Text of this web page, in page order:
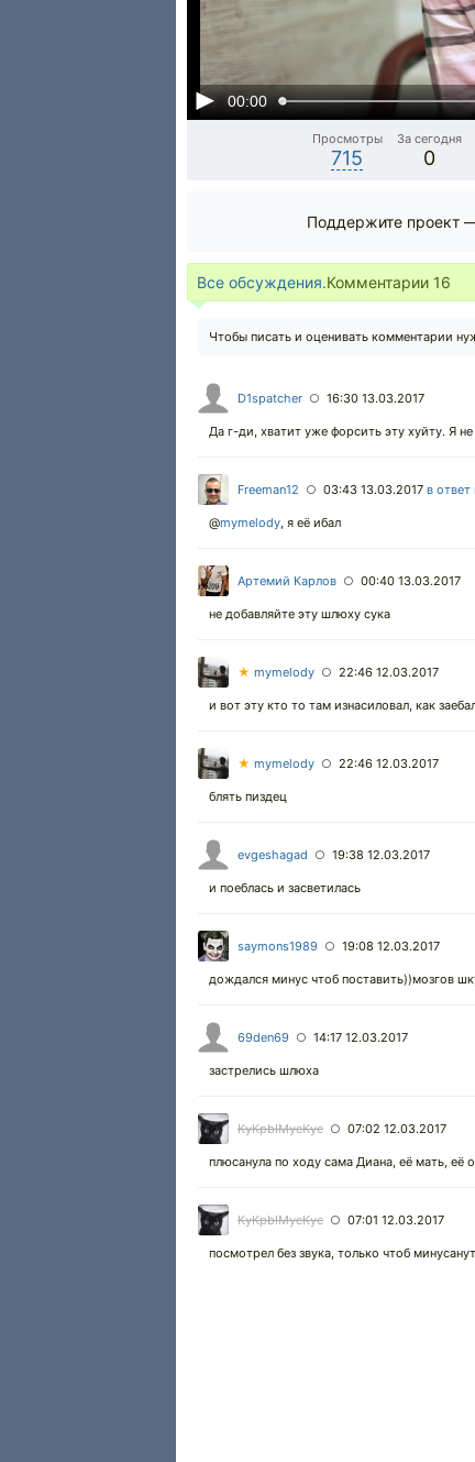
00:00
Просмотры
715
За сегодня
0
Поддержите проект
Все обсуждения.Комментарии 16
Чтобы писать и оценивать комментарии
D1spatcher ○ 16:30 13.03.2017
Да г-ди, хватит уже форсить эту хуйту. Я
Freeman12 ○ 03:43 13.03.2017 в ответ
@mymelody, я её ибал
Артемий Карлов ○ 00:40 13.03.2017
не добавляйте эту шлюху сука
★ mymelody ○ 22:46 12.03.2017
и вот эту кто то там изнасиловал, как
★ mymelody ○ 22:46 12.03.2017
блять пиздец
evgeshagad ○ 19:38 12.03.2017
и поеблась и засветилась
saymons1989 ○ 19:08 12.03.2017
дождался минус чтоб поставить))мозгов
69den69 ○ 14:17 12.03.2017
застрелись шлюха
KyKpbIMycKyc ○ 07:02 12.03.2017
плюсанула по ходу сама Диана, её мать, её
KyKpbIMycKyc ○ 07:01 12.03.2017
посмотрел без звука, только чтоб